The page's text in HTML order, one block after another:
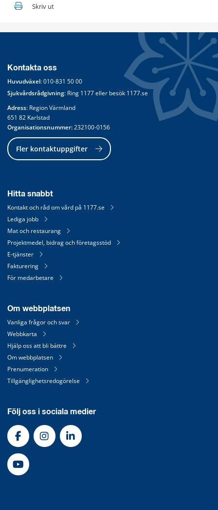
Skriv ut
Kontakta oss
Huvudväxel: 010-831 50 00
Sjukvårdsrådgivning: Ring 1177 eller besök 1177.se
Adress: Region Värmland
651 82 Karlstad
Organisationsnummer: 232100-0156
Fler kontaktuppgifter
Hitta snabbt
Kontakt och råd om vård på 1177.se
Lediga jobb
Mat och restaurang
Projektmedel, bidrag och företagsstöd
E-tjänster
Fakturering
För medarbetare
Om webbplatsen
Vanliga frågor och svar
Webbkarta
Hjälp oss att bli bättre
Om webbplatsen
Prenumeration
Tillgänglighetsredogörelse
Följ oss i sociala medier